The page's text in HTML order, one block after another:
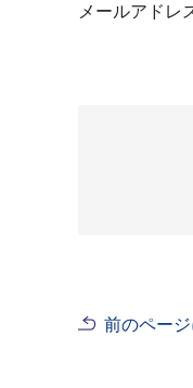
メールアドレ
前のペー